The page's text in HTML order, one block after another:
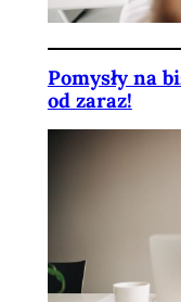
Pomysły na
od zaraz!